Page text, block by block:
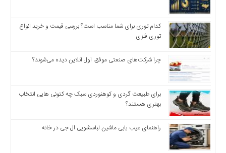
اخبار
اقتصادی
اخبار
جدید
حوادث
اخبار
سیاسی
اخبار
فرهنگی
دسترسی
سریع
کدام توری برای شما مناسب است؟ بررسی قیمت و خرید انواع
توری فلزی
چرا شرکت‌های صنعتی موفق، اول آنلاین دیده می‌شوند؟
برای طبیعت گردی و کوهنوردی سبک چه کتونی هایی انتخاب
بهتری هستند؟
راهنمای عیب یابی ماشین لباسشویی ال جی در خانه